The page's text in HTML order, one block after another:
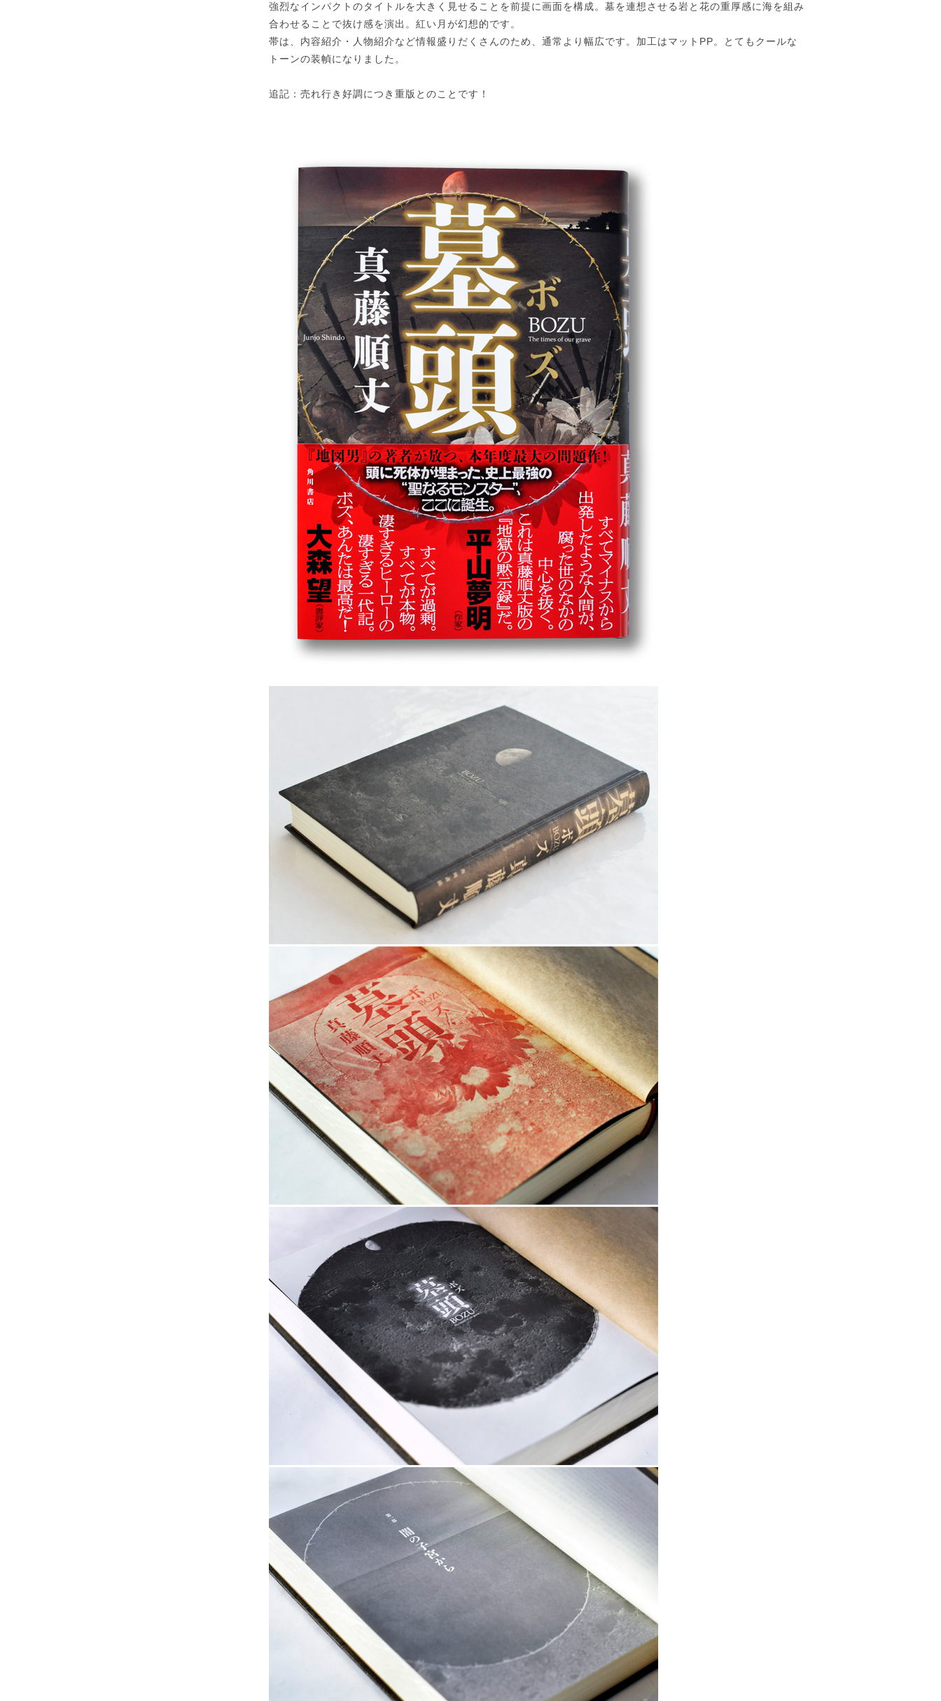
強烈なインパクトのタイトルを大きく見せることを前提に画面を構成。墓を連想させる岩と花の重厚感に海を組み
合わせることで抜け感を演出。紅い月が幻想的です。
帯は、内容紹介・人物紹介など情報盛りだくさんのため、通常より幅広です。加工はマットPP。とてもクールな
トーンの装幀になりました。
追記：売れ行き好調につき重版とのことです！